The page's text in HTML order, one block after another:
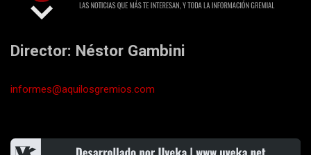
Director: Néstor Gambini
informes@aquilosgremios.com